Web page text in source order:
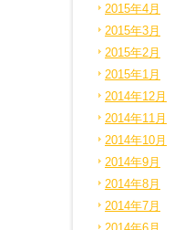
2015年4月
2015年3月
2015年2月
2015年1月
2014年12月
2014年11月
2014年10月
2014年9月
2014年8月
2014年7月